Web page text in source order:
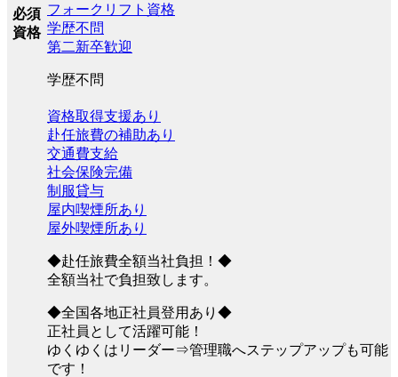
必須
資格
フォークリフト資格
学歴不問
第二新卒歓迎
学歴不問
資格取得支援あり
赴任旅費の補助あり
交通費支給
社会保険完備
制服貸与
屋内喫煙所あり
屋外喫煙所あり
◆赴任旅費全額当社負担！◆
全額当社で負担致します。
◆全国各地正社員登用あり◆
正社員として活躍可能！
ゆくゆくはリーダー⇒管理職へステップアップも可能
です！